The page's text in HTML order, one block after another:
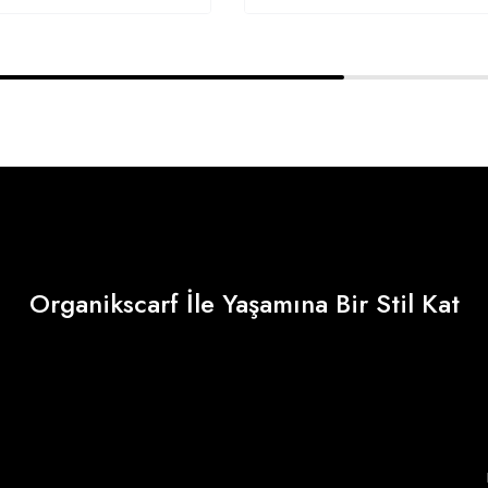
Organikscarf İle Yaşamına Bir Stil Kat